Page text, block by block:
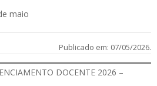
maio
Publicado em: 07/05/2026.
DOCENTE 2026 –